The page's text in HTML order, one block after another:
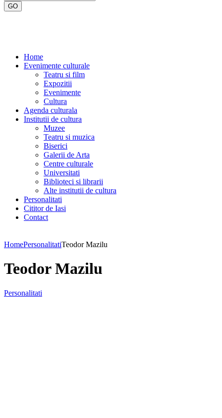
Home
Evenimente culturale
Teatru si film
Expozitii
Evenimente
Cultura
Agenda culturala
Institutii de cultura
Muzee
Teatru si muzica
Biserici
Galerii de Arta
Centre culturale
Universitati
Biblioteci si librarii
Alte institutii de cultura
Personalitati
Cititor de Iasi
Contact
HomePersonalitatiTeodor Mazilu
Teodor Mazilu
Personalitati